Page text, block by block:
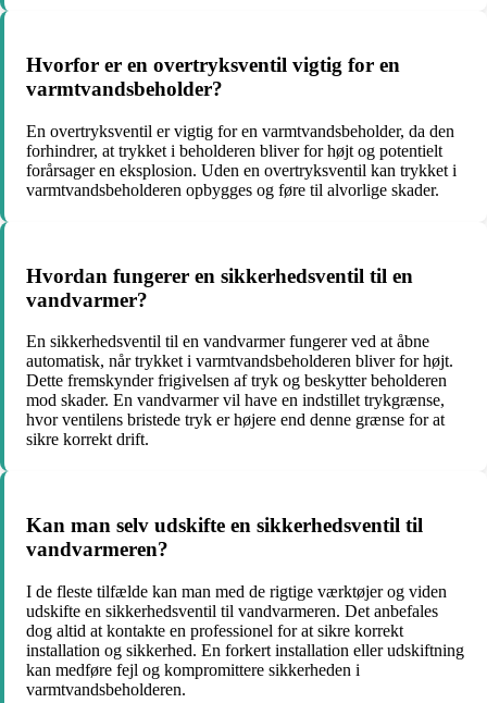
Hvorfor er en overtryksventil vigtig for en
varmtvandsbeholder?
En overtryksventil er vigtig for en varmtvandsbeholder, da den
forhindrer, at trykket i beholderen bliver for højt og potentielt
forårsager en eksplosion. Uden en overtryksventil kan trykket i
varmtvandsbeholderen opbygges og føre til alvorlige skader.
Hvordan fungerer en sikkerhedsventil til en
vandvarmer?
En sikkerhedsventil til en vandvarmer fungerer ved at åbne
automatisk, når trykket i varmtvandsbeholderen bliver for højt.
Dette fremskynder frigivelsen af tryk og beskytter beholderen
mod skader. En vandvarmer vil have en indstillet trykgrænse,
hvor ventilens bristede tryk er højere end denne grænse for at
sikre korrekt drift.
Kan man selv udskifte en sikkerhedsventil til
vandvarmeren?
I de fleste tilfælde kan man med de rigtige værktøjer og viden
udskifte en sikkerhedsventil til vandvarmeren. Det anbefales
dog altid at kontakte en professionel for at sikre korrekt
installation og sikkerhed. En forkert installation eller udskiftning
kan medføre fejl og kompromittere sikkerheden i
varmtvandsbeholderen.